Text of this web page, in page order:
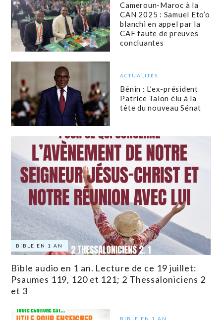
Cameroun-Maroc à la
CAN 2025 : Samuel Eto’o
blanchi en appel par la
CAF faute de preuves
concluantes
ACTUALITÉS
Bénin : L’ex-président
Patrice Talon élu à la
tête du nouveau Sénat
BIBLE EN 1 AN
Bible audio en 1 an. Lecture de ce 19 juillet:
Psaumes 119, 120 et 121; 2 Thessaloniciens 2
et 3
BIBLE EN 1 AN